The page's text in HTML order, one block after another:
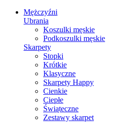
Mężczyźni
Ubrania
Koszulki męskie
Podkoszulki męskie
Skarpety
Stopki
Krótkie
Klasyczne
Skarpety Happy
Cienkie
Ciepłe
Świąteczne
Zestawy skarpet